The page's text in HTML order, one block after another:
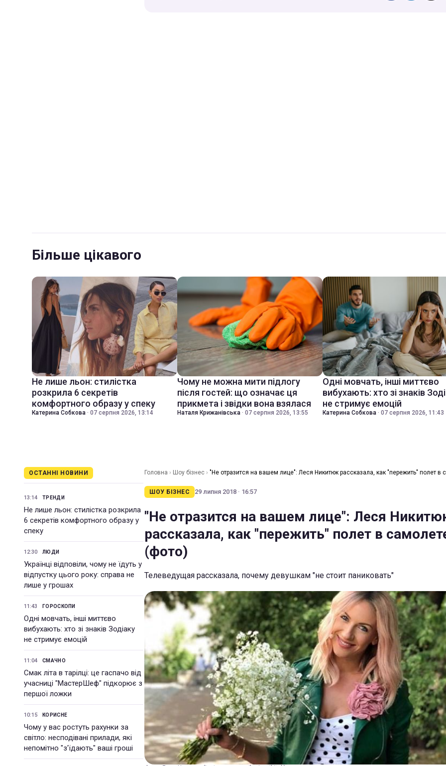
Більше цікавого
Не лише льон: стилістка
розкрила 6 секретів
комфортного образу у спеку
Катерина Собкова · 07 серпня 2026, 13:14
Чому не можна мити підлогу
після гостей: що означає ця
прикмета і звідки вона взялася
Наталя Крижанівська · 07 серпня 2026, 13:55
Одні мовчать, інші миттєво
вибухають: хто зі знаків
не стримує емоцій
Катерина Собкова · 07 серпня 2026, 11:43
ОСТАННІ НОВИНИ
13:14 ТРЕНДИ
Не лише льон: стилістка розкрила
6 секретів комфортного образу у
спеку
12:30 ЛЮДИ
Українці відповіли, чому не їдуть у
відпустку цього року: справа не
лише у грошах
11:43 ГОРОСКОПИ
Одні мовчать, інші миттєво
вибухають: хто зі знаків Зодіаку
не стримує емоцій
11:04 СМАЧНО
Смак літа в тарілці: це гаспачо від
учасниці "МастерШеф" підкорює з
першої ложки
10:15 КОРИСНЕ
Чому у вас ростуть рахунки за
світло: несподівані прилади, які
непомітно "з'їдають" ваші гроші
Головна › Шоу бізнес › "Не отразится на вашем лице": Леся Никитюк рассказала, как "пережить" полет в
ШОУ БІЗНЕС 29 липня 2018 · 16:57
"Не отразится на вашем лице": Леся
рассказала, как "пережить" полет в
(фото)
Телеведущая рассказала, почему девушкам "не стоит паниковать"